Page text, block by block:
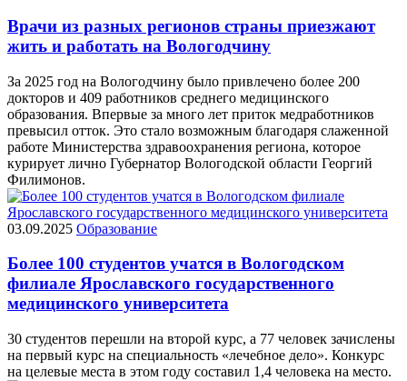
Врачи из разных регионов страны приезжают
жить и работать на Вологодчину
За 2025 год на Вологодчину было привлечено более 200
докторов и 409 работников среднего медицинского
образования. Впервые за много лет приток медработников
превысил отток. Это стало возможным благодаря слаженной
работе Министерства здравоохранения региона, которое
курирует лично Губернатор Вологодской области Георгий
Филимонов.
03.09.2025 Образование
Более 100 студентов учатся в Вологодском
филиале Ярославского государственного
медицинского университета
30 студентов перешли на второй курс, а 77 человек зачислены
на первый курс на специальность «лечебное дело». Конкурс
на целевые места в этом году составил 1,4 человека на место.